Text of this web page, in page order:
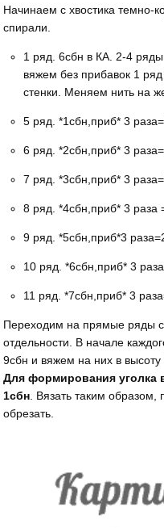
Начинаем с хвостика темно-
спирали.
1 ряд. 6сбн в КА. 2-4
вяжем без прибавок 1
стенки. Меняем нить на
5 ряд. *1сбн,приб* 3
6 ряд. *2сбн,приб* 3
7 ряд. *3сбн,приб* 3
8 ряд. *4сбн,приб* 3 раза
9 ряд. *5сбн,приб*3
10 ряд. *6сбн,приб* 3
11 ряд. *7сбн,приб* 3
Переходим на прямые ряды
отдельности. В начале
9сбн и вяжем на них в высоту
Для формирования уголка
1сбн . Вязать таким образом,
обрезать.